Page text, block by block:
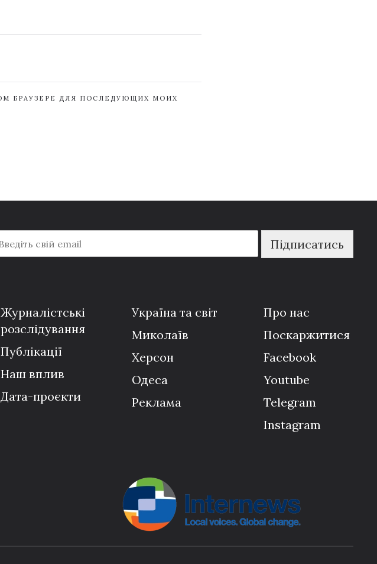
БРАУЗЕРЕ ДЛЯ ПОСЛЕДУЮЩИХ МОИХ
Підписатись
Журналістські
розслідування
Публікації
Наш вплив
Дата-проєкти
Україна та світ
Миколаїв
Херсон
Одеса
Реклама
Про нас
Поскаржитися
Facebook
Youtube
Telegram
Instagram